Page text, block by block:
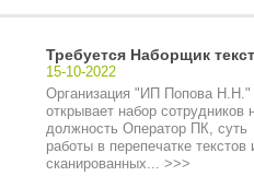
Требуется Наборщик
15-10-2022
Организация "ИП Попова Н.Н."
открывает набор сотрудников
должность Оператор ПК, суть
работы в перепечатке текстов
сканированных... >>>